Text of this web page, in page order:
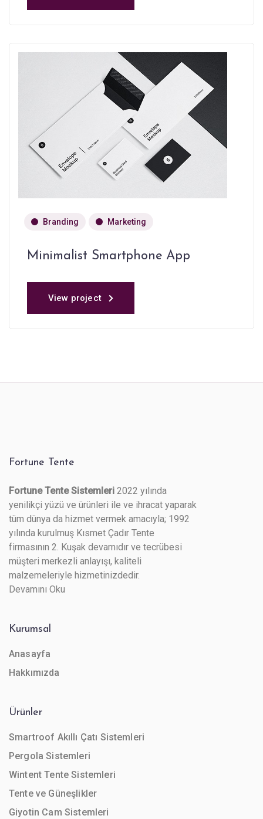
Branding Marketing
Minimalist Smartphone App
View project
Fortune Tente
Fortune Tente Sistemleri 2022 yılında
yenilikçi yüzü ve ürünleri ile ve ihracat yaparak
tüm dünya da hizmet vermek amacıyla; 1992
yılında kurulmuş Kısmet Çadır Tente
firmasının 2. Kuşak devamıdır ve tecrübesi
müşteri merkezli anlayışı, kaliteli
malzemeleriyle hizmetinizdedir.
Devamını Oku
Kurumsal
Anasayfa
Hakkımızda
Ürünler
Smartroof Akıllı Çatı Sistemleri
Pergola Sistemleri
Wintent Tente Sistemleri
Tente ve Güneşlikler
Giyotin Cam Sistemleri